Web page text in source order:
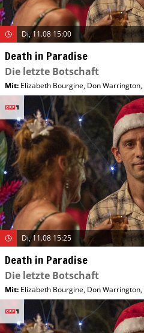
Di, 11.08 15:00
Death in Paradise
Die letzte Botschaft
Mit: Elizabeth Bourgine, Don Warrington,
Di, 11.08 15:25
Death in Paradise
Die letzte Botschaft
Mit: Elizabeth Bourgine, Don Warrington,